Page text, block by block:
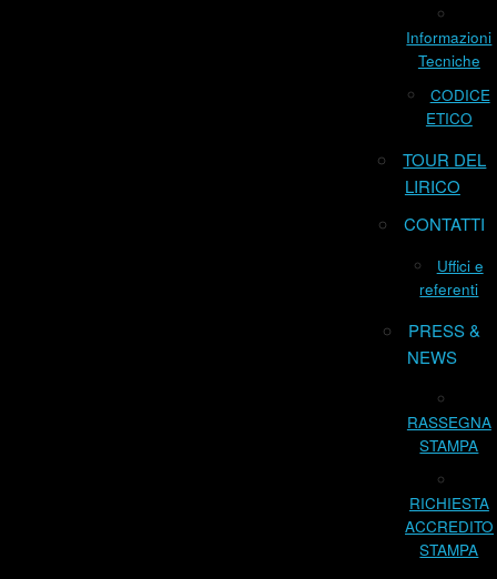
Informazioni
Tecniche
CODICE
ETICO
TOUR DEL
LIRICO
CONTATTI
Uffici e
referenti
PRESS &
NEWS
RASSEGNA
STAMPA
RICHIESTA
ACCREDITO
STAMPA